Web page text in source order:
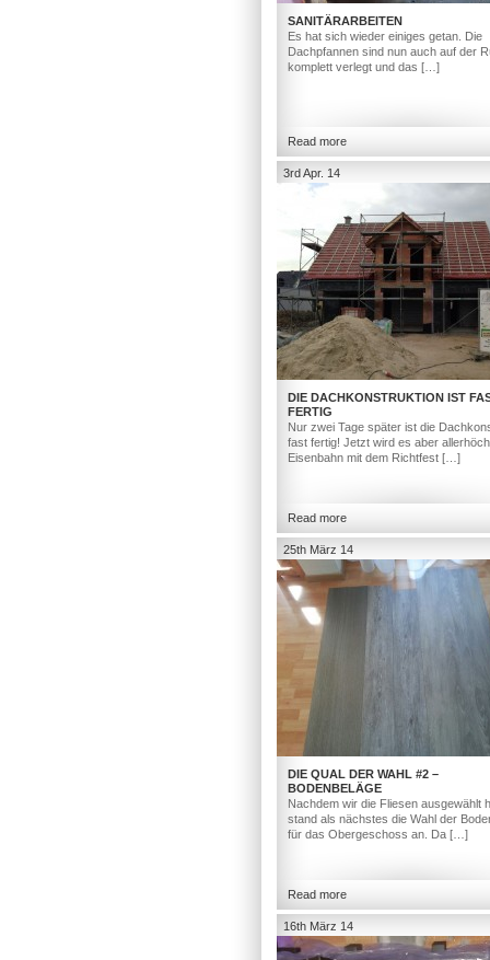
SANITÄRARBEITEN
Es hat sich wieder einiges getan. Die
Dachpfannen sind nun auch auf der
komplett verlegt und das […]
Read more
3rd Apr. 14
DIE DACHKONSTRUKTION IST
FERTIG
Nur zwei Tage später ist die
fast fertig! Jetzt wird es aber
Eisenbahn mit dem Richtfest […]
Read more
25th März 14
DIE QUAL DER WAHL #2 –
BODENBELÄGE
Nachdem wir die Fliesen ausgewählt
stand als nächstes die Wahl der
für das Obergeschoss an. Da […]
Read more
16th März 14